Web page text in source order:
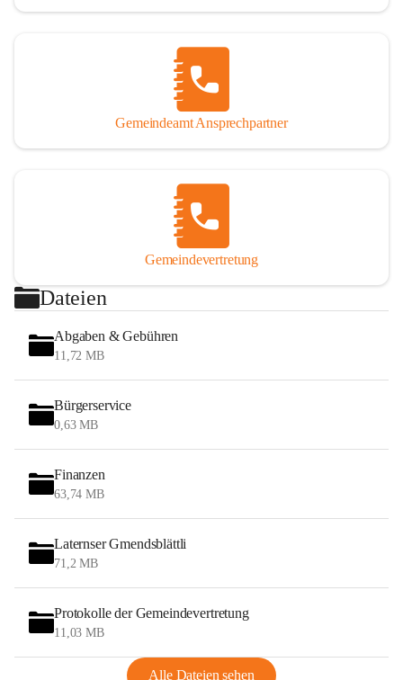
Gemeindeamt Ansprechpartner
Gemeindevertretung
Dateien
Abgaben & Gebühren
11,72 MB
Bürgerservice
0,63 MB
Finanzen
63,74 MB
Laternser Gmendsblättli
71,2 MB
Protokolle der Gemeindevertretung
11,03 MB
Alle Dateien sehen